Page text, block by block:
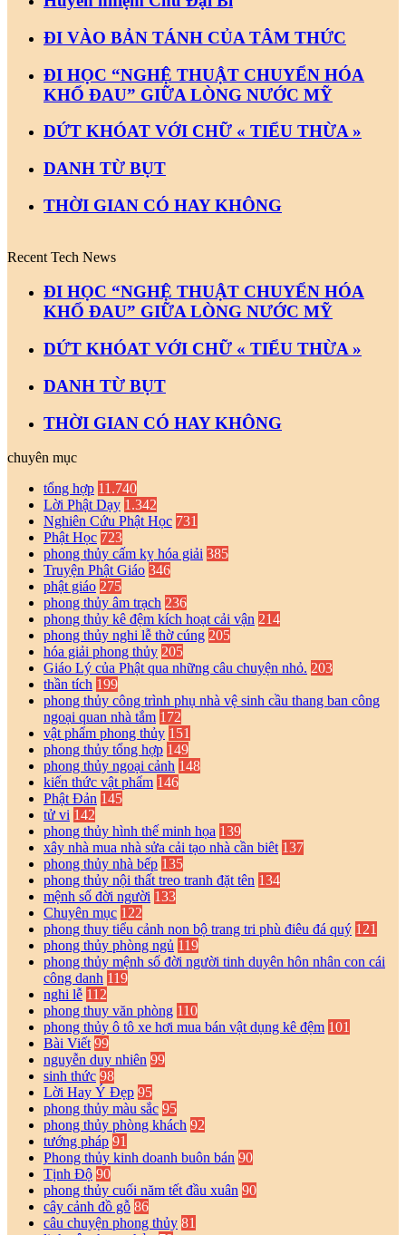
ĐI VÀO BẢN TÁNH CỦA TÂM THỨC
ĐI HỌC “NGHỆ THUẬT CHUYỂN HÓA
KHỔ ĐAU” GIỮA LÒNG NƯỚC MỸ
DỨT KHÓAT VỚI CHỮ « TIỂU THỪA »
DANH TỪ BỤT
THỜI GIAN CÓ HAY KHÔNG
Recent Tech News
ĐI HỌC “NGHỆ THUẬT CHUYỂN HÓA
KHỔ ĐAU” GIỮA LÒNG NƯỚC MỸ
DỨT KHÓAT VỚI CHỮ « TIỂU THỪA »
DANH TỪ BỤT
THỜI GIAN CÓ HAY KHÔNG
chuyên mục
tổng hợp 11.740
Lời Phật Dạy 1.342
Nghiên Cứu Phật Học 731
Phật Học 723
phong thủy cấm kỵ hóa giải 385
Truyện Phật Giáo 346
phật giáo 275
phong thủy âm trạch 236
phong thủy kê đệm kích hoạt cải vận 214
phong thủy nghi lễ thờ cúng 205
hóa giải phong thủy 205
Giáo Lý của Phật qua những câu chuyện nhỏ. 203
thần tích 199
phong thủy công trình phụ nhà vệ sinh cầu thang ban công
ngoại quan nhà tắm 172
vật phẩm phong thủy 151
phong thủy tổng hợp 149
phong thủy ngoại cảnh 148
kiến thức vật phẩm 146
Phật Đản 145
tử vi 142
phong thủy hình thế minh họa 139
xây nhà mua nhà sửa cải tạo nhà cần biêt 137
phong thủy nhà bếp 135
phong thủy nội thất treo tranh đặt tên 134
mệnh số đời người 133
Chuyên mục 122
phong thuy tiểu cảnh non bộ trang tri phù điêu đá quý 121
phong thủy phòng ngủ 119
phong thủy mệnh số đời người tinh duyên hôn nhân con cái
công danh 119
nghi lễ 112
phong thuy văn phòng 110
phong thủy ô tô xe hơi mua bán vật dụng kê đệm 101
Bài Viết 99
nguyễn duy nhiên 99
sinh thức 98
Lời Hay Ý Đẹp 95
phong thủy màu sắc 95
phong thủy phòng khách 92
tướng pháp 91
Phong thủy kinh doanh buôn bán 90
Tịnh Độ 90
phong thủy cuối năm tết đầu xuân 90
cây cảnh đồ gỗ 86
câu chuyện phong thủy 81